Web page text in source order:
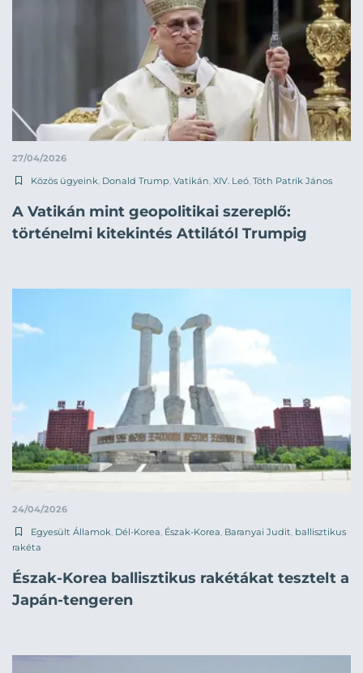
27/04/2026
Közös ügyeink, Donald Trump, Vatikán, XIV. Leó, Tóth Patrik János
A Vatikán mint geopolitikai szereplő:
történelmi kitekintés Attilától Trumpig
24/04/2026
Egyesült Államok, Dél-Korea, Észak-Korea, Baranyai Judit, ballisztikus
rakéta
Észak-Korea ballisztikus rakétákat tesztelt a
Japán-tengeren